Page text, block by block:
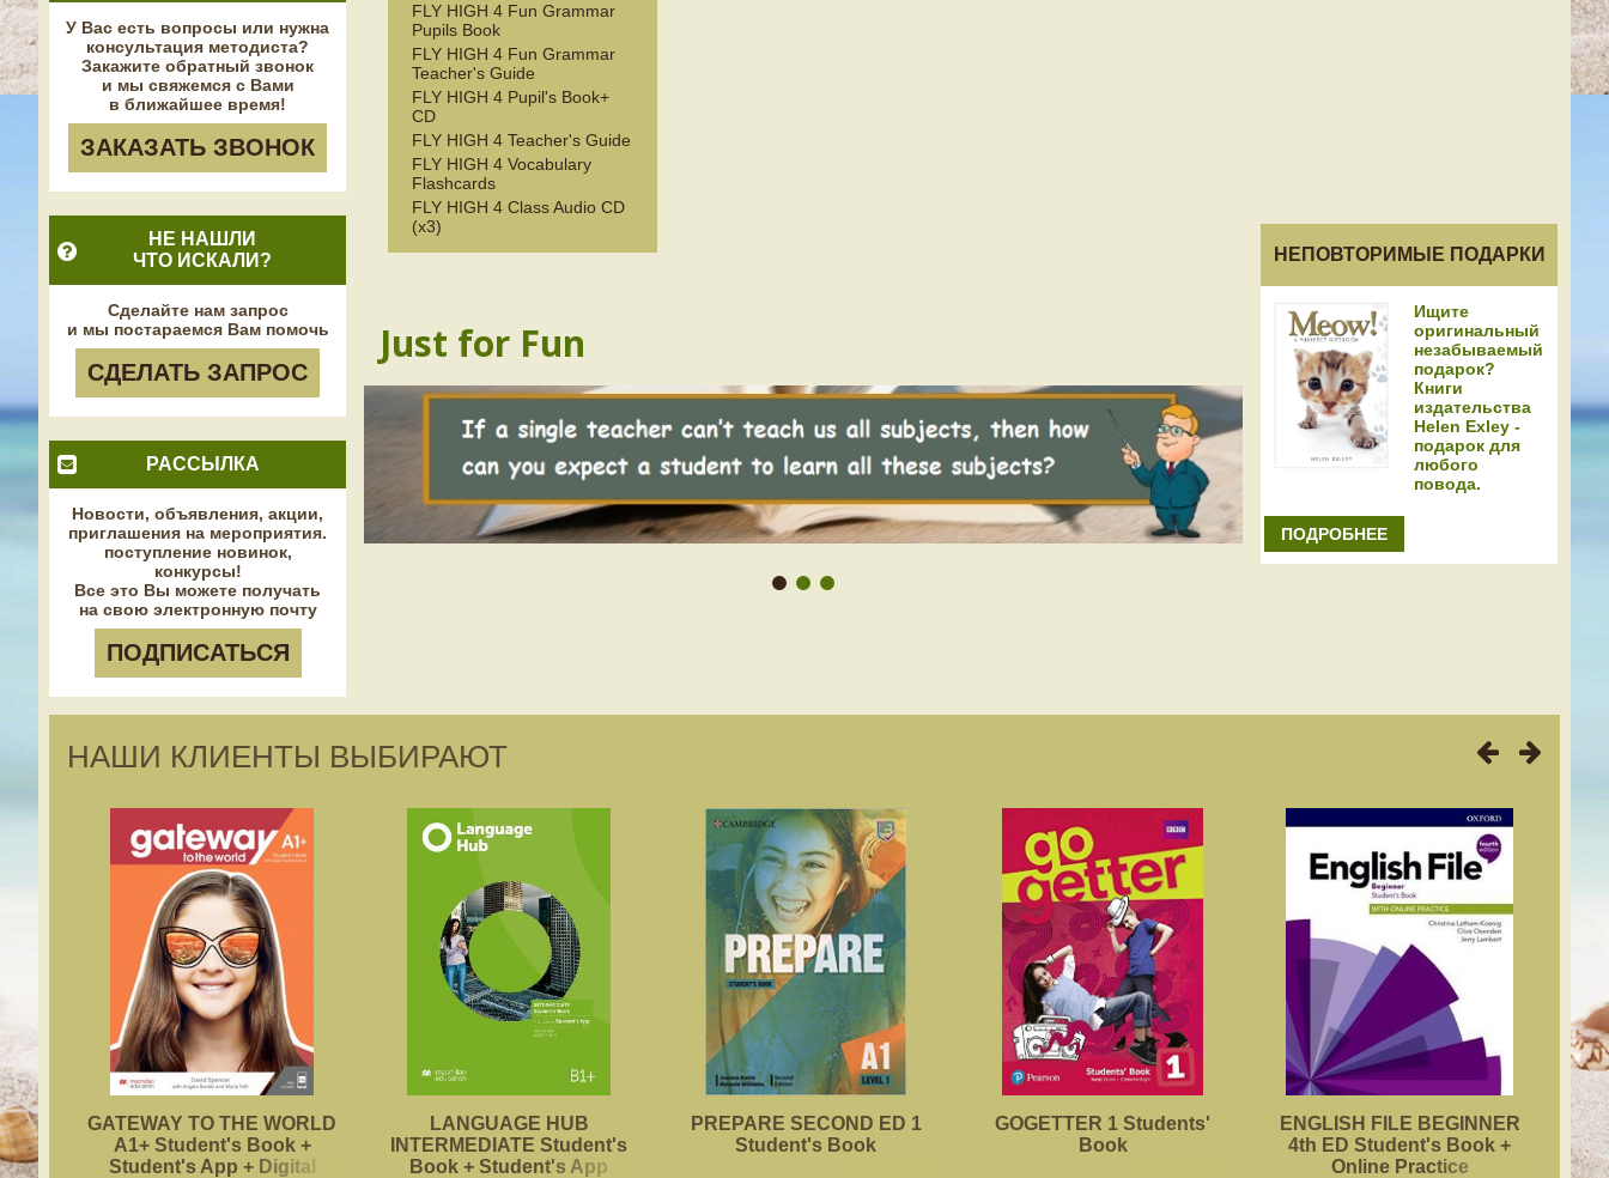
У Вас есть вопросы или нужна
консультация методиста?
Закажите обратный звонок
и мы свяжемся с Вами
в ближайшее время!
ЗАКАЗАТЬ ЗВОНОК
НЕ НАШЛИ
ЧТО ИСКАЛИ?
Сделайте нам запрос
и мы постараемся Вам помочь
СДЕЛАТЬ ЗАПРОС
РАССЫЛКА
Новости, объявления, акции,
приглашения на мероприятия.
поступление новинок,
конкурсы!
Все это Вы можете получать
на свою электронную почту
ПОДПИСАТЬСЯ
FLY HIGH 4 Fun Grammar
Pupils Book
FLY HIGH 4 Fun Grammar
Teacher's Guide
FLY HIGH 4 Pupil's Book+
CD
FLY HIGH 4 Teacher's Guide
FLY HIGH 4 Vocabulary
Flashcards
FLY HIGH 4 Class Audio CD
(x3)
Just for Fun
НЕПОВТОРИМЫЕ ПОДАРКИ
Ищите
оригинальный
незабываемый
подарок?
Книги
издательства
Helen Exley -
подарок для
любого
повода.
ПОДРОБНЕЕ
НАШИ КЛИЕНТЫ ВЫБИРАЮТ
GATEWAY TO THE WORLD
A1+ Student's Book +
Student's App + Digital
LANGUAGE HUB
INTERMEDIATE Student's
Book + Student's App
PREPARE SECOND ED 1
Student's Book
GOGETTER 1 Students'
Book
ENGLISH FILE BEGINNER
4th ED Student's Book +
Online Practice